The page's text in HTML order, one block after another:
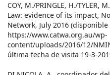
COY, M./PRINGLE, H./TYLER,
Law: evidence of its impact,
Network, July 2016 (disponible
https://www.catwa.org.au/wp-
content/uploads/2016/12/
última fecha de visita 19-3-